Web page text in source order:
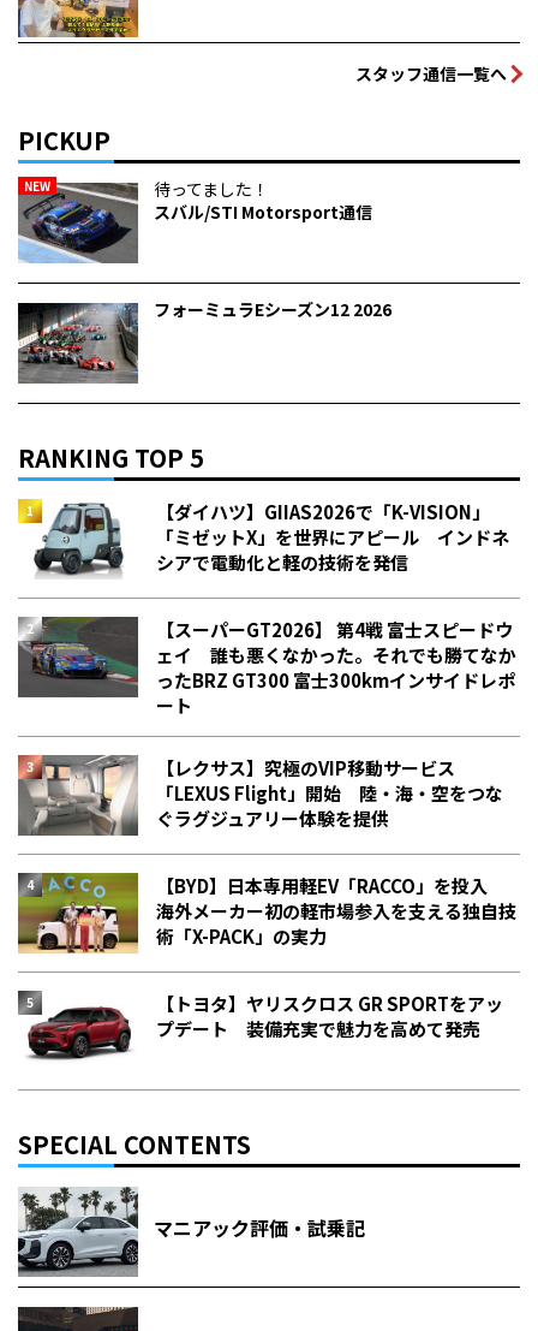
スタッフ通信一覧へ
PICKUP
NEW
待ってました！
スバル/STI Motorsport通信
フォーミュラEシーズン12 2026
RANKING TOP 5
【ダイハツ】GIIAS2026で「K-VISION」
「ミゼットX」を世界にアピール インドネ
シアで電動化と軽の技術を発信
【スーパーGT2026】 第4戦 富士スピードウ
ェイ 誰も悪くなかった。それでも勝てなか
った――BRZ GT300 富士300kmインサイドレポ
ート
【レクサス】究極のVIP移動サービス
「LEXUS Flight」開始 陸・海・空をつな
ぐラグジュアリー体験を提供
【BYD】日本専用軽EV「RACCO」を投入
海外メーカー初の軽市場参入を支える独自技
術「X-PACK」の実力
【トヨタ】ヤリスクロス GR SPORTをアッ
プデート 装備充実で魅力を高めて発売
SPECIAL CONTENTS
マニアック評価・試乗記